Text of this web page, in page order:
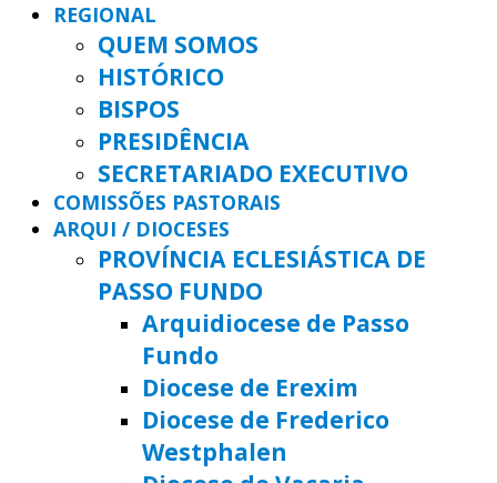
REGIONAL
QUEM SOMOS
HISTÓRICO
BISPOS
PRESIDÊNCIA
SECRETARIADO EXECUTIVO
COMISSÕES PASTORAIS
ARQUI / DIOCESES
PROVÍNCIA ECLESIÁSTICA DE
PASSO FUNDO
Arquidiocese de Passo
Fundo
Diocese de Erexim
Diocese de Frederico
Westphalen